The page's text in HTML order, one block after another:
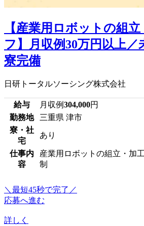
【産業用ロボットの組
フ】月収例30万円以上／
寮完備
日研トータルソーシング株式会社
給与 月収例304,000円
勤務地
三重県 津市
寮・社
宅
あり
仕事内
容
産業用ロボットの組立・加
制
＼最短45秒で完了／
応募へ進む
詳しく